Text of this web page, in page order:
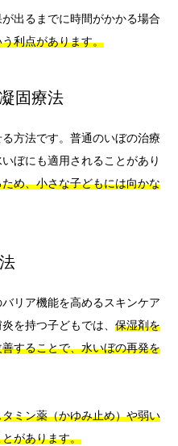
出るまでに時間がかかる場合
利点があります。
固療法
方法です。普通のいぼの治療
ぼにも適用されることがあり
め、小さな子どもには向かな
リア機能を高めるスキンケア
を持つ子どもでは、 保湿剤を
することで、水いぼの再発を
ミン薬（かゆみ止め）や弱い
があります。